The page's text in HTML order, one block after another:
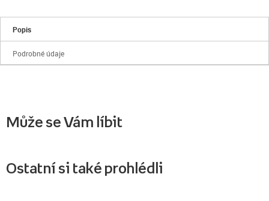
Popis
Podrobné údaje
Může se Vám líbit
Ostatní si také prohlédli